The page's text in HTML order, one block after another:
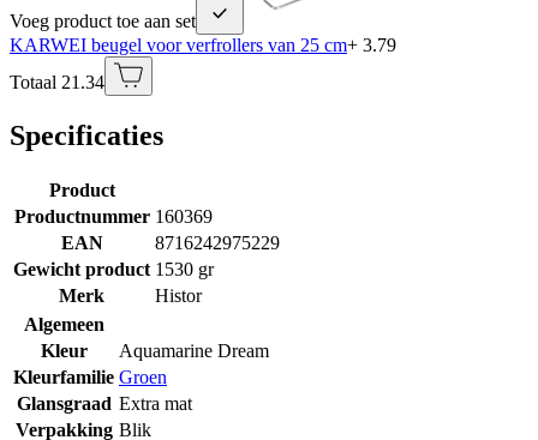
Voeg product toe aan set
KARWEI beugel voor verfrollers van 25 cm+ 3.79
Totaal 21.34
Specificaties
Product
Productnummer 160369
EAN
8716242975229
Gewicht product 1530 gr
Merk
Histor
Algemeen
Kleur
Aquamarine Dream
Kleurfamilie Groen
Glansgraad Extra mat
Verpakking Blik